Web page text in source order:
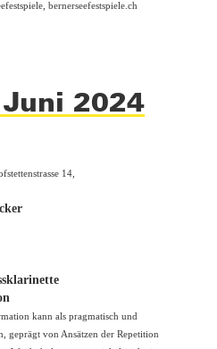
bernerseefestspiele.ch
2024
14,
kann als pragmatisch und
geprägt von Ansätzen der Repetition